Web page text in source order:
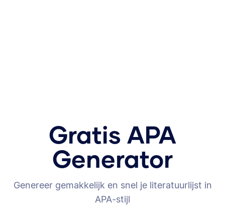
Gratis APA
Generator
Genereer gemakkelijk en snel je literatuurlijst in
APA-stijl